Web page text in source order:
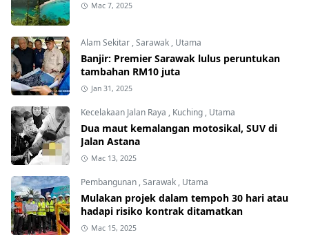
Mac 7, 2025
Alam Sekitar ,Sarawak , Utama
Banjir: Premier Sarawak lulus peruntukan
tambahan RM10 juta
Jan 31, 2025
Kecelakaan Jalan Raya , Kuching , Utama
Dua maut kemalangan motosikal, SUV di
Jalan Astana
Mac 13, 2025
Pembangunan ,Sarawak , Utama
Mulakan projek dalam tempoh 30 hari atau
hadapi risiko kontrak ditamatkan
Mac 15, 2025